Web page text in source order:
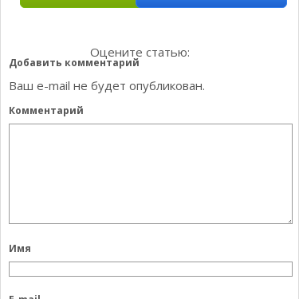
Оцените статью:
Добавить комментарий
Ваш e-mail не будет опубликован.
Комментарий
Имя